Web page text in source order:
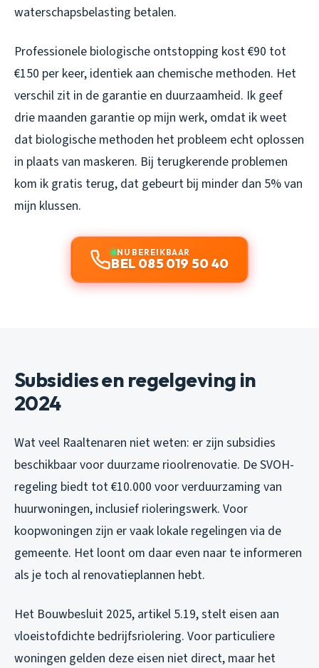
waterschapsbelasting betalen.
Professionele biologische ontstopping kost €90 tot
€150 per keer, identiek aan chemische methoden. Het
verschil zit in de garantie en duurzaamheid. Ik geef
drie maanden garantie op mijn werk, omdat ik weet
dat biologische methoden het probleem echt oplossen
in plaats van maskeren. Bij terugkerende problemen
kom ik gratis terug, dat gebeurt bij minder dan 5% van
mijn klussen.
NU BEREIKBAAR
BEL 085 019 50 40
Subsidies en regelgeving in
2024
Wat veel Raaltenaren niet weten: er zijn subsidies
beschikbaar voor duurzame rioolrenovatie. De SVOH-
regeling biedt tot €10.000 voor verduurzaming van
huurwoningen, inclusief rioleringswerk. Voor
koopwoningen zijn er vaak lokale regelingen via de
gemeente. Het loont om daar even naar te informeren
als je toch al renovatieplannen hebt.
Het Bouwbesluit 2025, artikel 5.19, stelt eisen aan
vloeistofdichte bedrijfsriolering. Voor particuliere
woningen gelden deze eisen niet direct, maar het